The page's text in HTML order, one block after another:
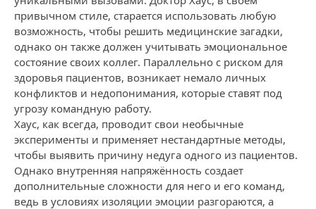
привычном стиле, старается использовать любую
возможность, чтобы решить медицинские загадки,
однако он также должен учитывать эмоциональное
состояние своих коллег. Параллельно с риском для
здоровья пациентов, возникает немало личных
конфликтов и недопонимания, которые ставят под
угрозу командную работу.
Хаус, как всегда, проводит свои необычные
эксперименты и применяет нестандартные методы,
чтобы выявить причину недуга одного из пациентов.
Однако внутренняя напряжённость создает
дополнительные сложности для него и его команд,
ведь в условиях изоляции эмоции разгораются, а